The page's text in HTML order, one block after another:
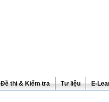
Đề thi & Kiểm tra Tư liệu E-